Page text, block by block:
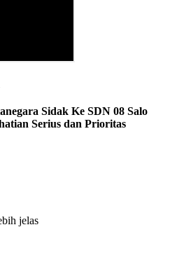
Sidak Ke SDN 08 Salo
Serius dan Prioritas
jelas